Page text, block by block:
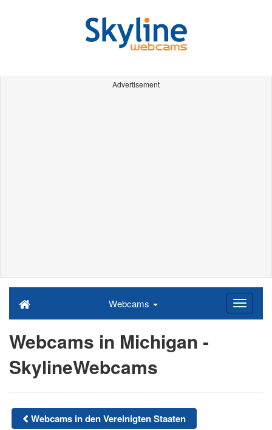
Advertisement
Webcams
Webcams in Michigan -
SkylineWebcams
Webcams in den Vereinigten Staaten